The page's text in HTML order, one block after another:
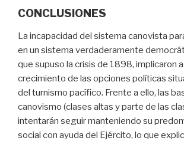
CONCLUSIONES
La incapacidad del sistema canovista
en un sistema verdaderamente
que supuso la crisis de 1898, implicaron
crecimiento de las opciones políticas
del turnismo pacífico. Frente a ello, las
canovismo (clases altas y parte de las
intentarán seguir manteniendo su
social con ayuda del Ejército, lo que